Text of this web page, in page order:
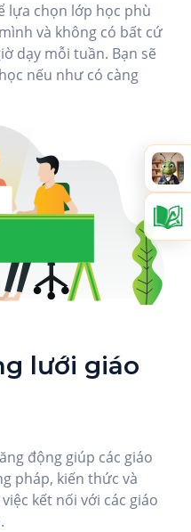
lựa chọn lớp học phù
và không có bất cứ
dạy mỗi tuần. Bạn sẽ
nếu như có càng
lưới giáo
động giúp các giáo
pháp, kiến thức và
kết nối với các giáo